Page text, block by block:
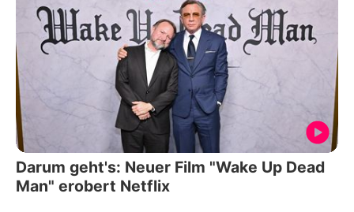
Darum geht's: Neuer Film "Wake Up Dead
Man" erobert Netflix